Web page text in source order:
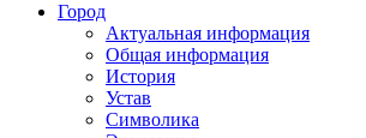
Город
Актуальная информация
Общая информация
История
Устав
Символика